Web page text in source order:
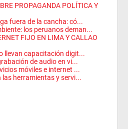
PROPAGANDA POLÍTICA Y
fuera de la cancha: có...
los peruanos deman...
FIJO EN LIMA Y CALLAO
llevan capacitación digit...
de audio en vi...
móviles e internet ...
las herramientas y servi...